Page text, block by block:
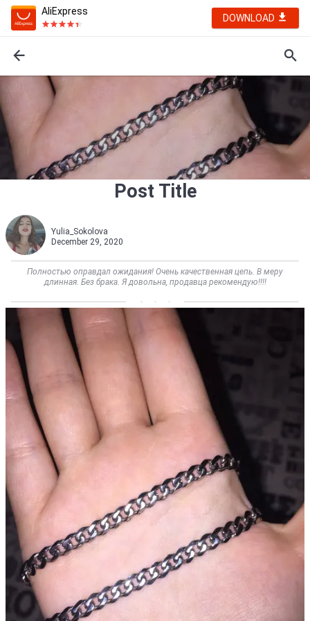
AliExpress
DOWNLOAD
Post Title
Yulia_Sokolova
December 29, 2020
Полностью оправдал ожидания! Очень качественная цепь. В меру
длинная. Без брака. Я довольна, продавца рекомендую!!!!